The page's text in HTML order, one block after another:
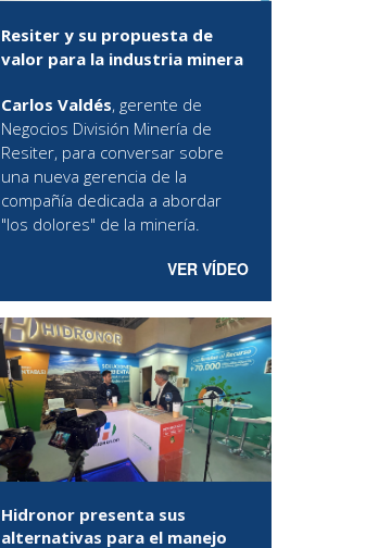
Resiter y su propuesta de
valor para la industria minera
Carlos Valdés, gerente de
Negocios División Minería de
Resiter, para conversar sobre
una nueva gerencia de la
compañía dedicada a abordar
"los dolores" de la minería.
VER VÍDEO
Hidronor presenta sus
alternativas para el manejo